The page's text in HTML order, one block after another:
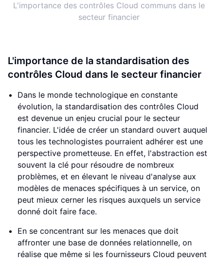
L'importance des contrôles Cloud communs dans le
secteur financier
L'importance de la standardisation des
contrôles Cloud dans le secteur financier
Dans le monde technologique en constante
évolution, la standardisation des contrôles Cloud
est devenue un enjeu crucial pour le secteur
financier. L'idée de créer un standard ouvert auquel
tous les technologistes pourraient adhérer est une
perspective prometteuse. En effet, l'abstraction est
souvent la clé pour résoudre de nombreux
problèmes, et en élevant le niveau d'analyse aux
modèles de menaces spécifiques à un service, on
peut mieux cerner les risques auxquels un service
donné doit faire face.
En se concentrant sur les menaces que doit
affronter une base de données relationnelle, on
réalise que même si les fournisseurs Cloud peuvent